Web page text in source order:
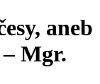
aneb
Mgr.